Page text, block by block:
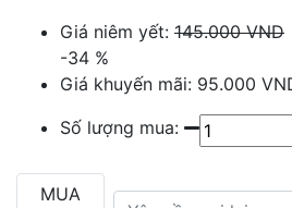
Giá niêm yết: 145.000 VND
-34 %
Giá khuyến mãi: 95.000
Số lượng mua:
MUA